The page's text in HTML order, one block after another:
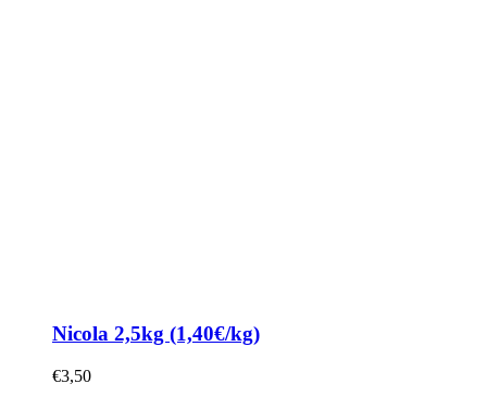
Nicola 2,5kg (1,40€/kg)
€3,50